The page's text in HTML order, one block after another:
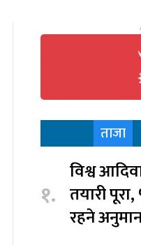
ताजा
१.
विश्व
तयारी
रहने